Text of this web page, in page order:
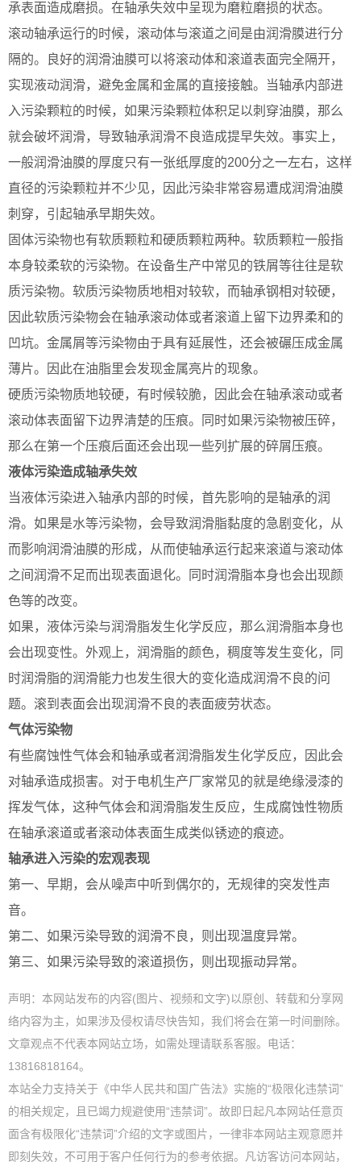
承表面造成磨损。在轴承失效中呈现为磨粒磨损的状态。
滚动轴承运行的时候，滚动体与滚道之间是由润滑膜进行分
隔的。良好的润滑油膜可以将滚动体和滚道表面完全隔开，
实现液动润滑，避免金属和金属的直接接触。当轴承内部进
入污染颗粒的时候，如果污染颗粒体积足以刺穿油膜，那么
就会破坏润滑，导致轴承润滑不良造成提早失效。事实上，
一般润滑油膜的厚度只有一张纸厚度的200分之一左右，这样
直径的污染颗粒并不少见，因此污染非常容易遭成润滑油膜
刺穿，引起轴承早期失效。
固体污染物也有软质颗粒和硬质颗粒两种。软质颗粒一般指
本身较柔软的污染物。在设备生产中常见的铁屑等往往是软
质污染物。软质污染物质地相对较软，而轴承钢相对较硬，
因此软质污染物会在轴承滚动体或者滚道上留下边界柔和的
凹坑。金属屑等污染物由于具有延展性，还会被碾压成金属
薄片。因此在油脂里会发现金属亮片的现象。
硬质污染物质地较硬，有时候较脆，因此会在轴承滚动或者
滚动体表面留下边界清楚的压痕。同时如果污染物被压碎，
那么在第一个压痕后面还会出现一些列扩展的碎屑压痕。
液体污染造成轴承失效
当液体污染进入轴承内部的时候，首先影响的是轴承的润
滑。如果是水等污染物，会导致润滑脂黏度的急剧变化，从
而影响润滑油膜的形成，从而使轴承运行起来滚道与滚动体
之间润滑不足而出现表面退化。同时润滑脂本身也会出现颜
色等的改变。
如果，液体污染与润滑脂发生化学反应，那么润滑脂本身也
会出现变性。外观上，润滑脂的颜色，稠度等发生变化，同
时润滑脂的润滑能力也发生很大的变化造成润滑不良的问
题。滚到表面会出现润滑不良的表面疲劳状态。
气体污染物
有些腐蚀性气体会和轴承或者润滑脂发生化学反应，因此会
对轴承造成损害。对于电机生产厂家常见的就是绝缘浸漆的
挥发气体，这种气体会和润滑脂发生反应，生成腐蚀性物质
在轴承滚道或者滚动体表面生成类似锈迹的痕迹。
轴承进入污染的宏观表现
第一、早期，会从噪声中听到偶尔的，无规律的突发性声
音。
第二、如果污染导致的润滑不良，则出现温度异常。
第三、如果污染导致的滚道损伤，则出现振动异常。
声明：本网站发布的内容(图片、视频和文字)以原创、转载和分享网
络内容为主，如果涉及侵权请尽快告知，我们将会在第一时间删除。
文章观点不代表本网站立场，如需处理请联系客服。电话：
13816818164。
本站全力支持关于《中华人民共和国广告法》实施的“极限化违禁词”
的相关规定，且已竭力规避使用“违禁词”。故即日起凡本网站任意页
面含有极限化“违禁词”介绍的文字或图片，一律非本网站主观意愿并
即刻失效，不可用于客户任何行为的参考依据。凡访客访问本网站，